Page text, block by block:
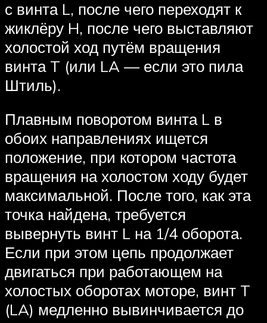
с винта L, после чего переходят к
жиклёру H, после чего выставляют
холостой ход путём вращения
винта T (или LA — если это пила
Штиль).
Плавным поворотом винта L в
обоих направлениях ищется
положение, при котором частота
вращения на холостом ходу будет
максимальной. После того, как эта
точка найдена, требуется
вывернуть винт L на 1/4 оборота.
Если при этом цепь продолжает
двигаться при работающем на
холостых оборотах моторе, винт T
(LA) медленно вывинчивается до